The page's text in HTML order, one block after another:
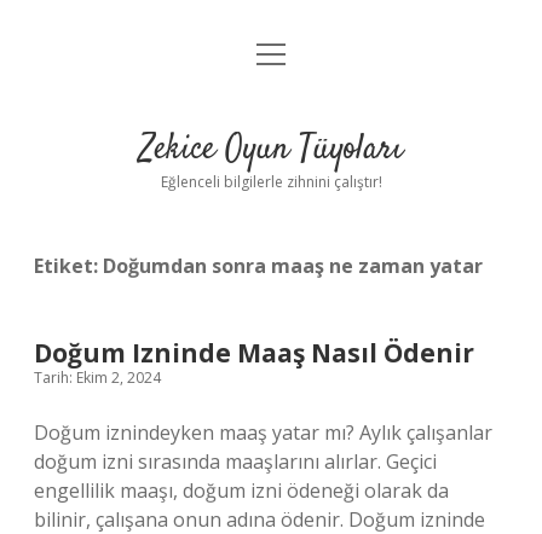
Anasayfa
Yasal Uyarı
menüyü
Zekice Oyun Tüyoları
Eğlenceli bilgilerle zihnini çalıştır!
Etiket: Doğumdan sonra maaş ne zaman yatar
Doğum Izninde Maaş Nasıl Ödenir
Tarih: Ekim 2, 2024
Doğum iznindeyken maaş yatar mı? Aylık çalışanlar
doğum izni sırasında maaşlarını alırlar. Geçici
engellilik maaşı, doğum izni ödeneği olarak da
bilinir, çalışana onun adına ödenir. Doğum izninde